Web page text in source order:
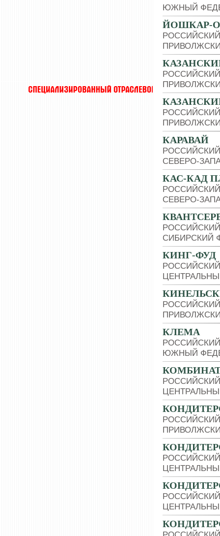
ЮЖНЫЙ
ЙОШКАР-
КАРАВАЙ
СЕВЕРО-
КАС-КАД
СЕВЕРО-
СИБИРСКИЙ
КИНГ-ФУД
КЛЕМА
ЮЖНЫЙ